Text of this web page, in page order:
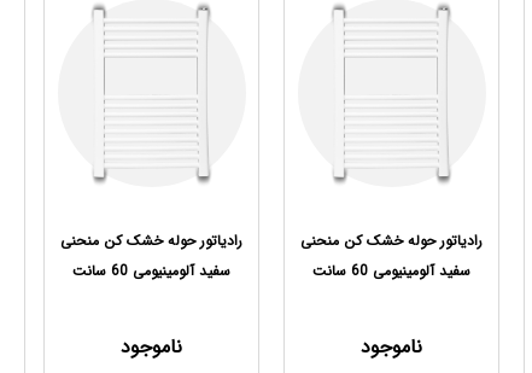
رادیاتور حوله خشک کن منحنی
سفید آلومینیومی 60 سانت
ناموجود
رادیاتور حوله خشک کن منحنی
سفید آلومینیومی 60 سانت
ناموجود